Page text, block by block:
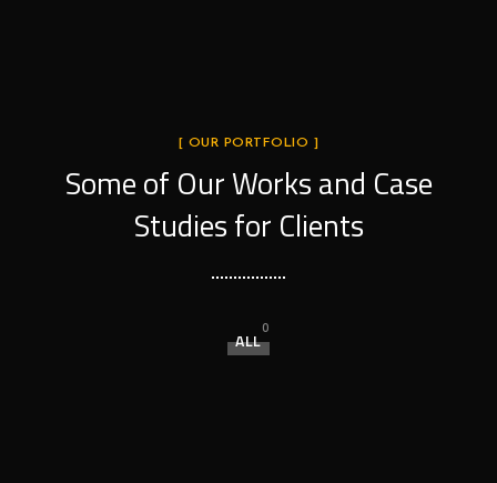
[ OUR PORTFOLIO ]
Some of Our Worksand Case
Studies for Clients
ALL
0